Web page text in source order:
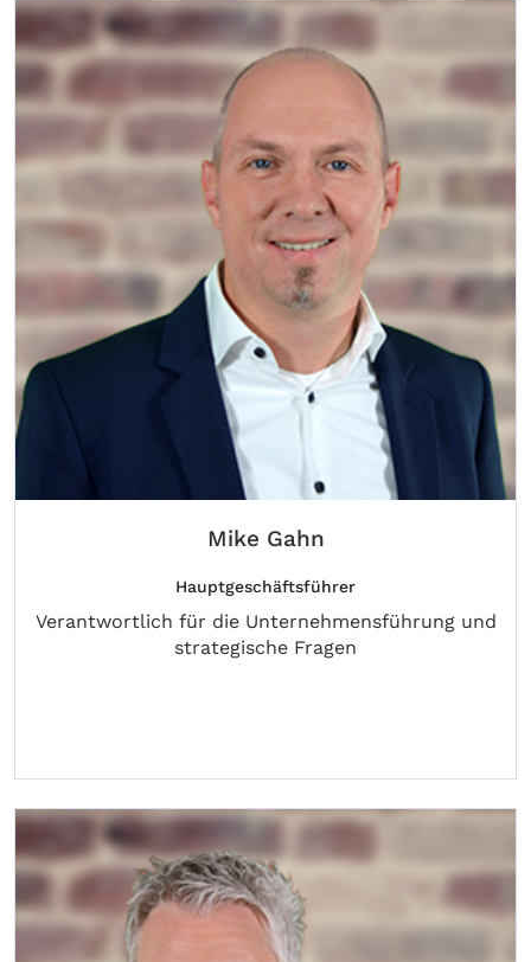
Mike Gahn
Hauptgeschäftsführer
Verantwortlich für die Unternehmensführung und
strategische Fragen